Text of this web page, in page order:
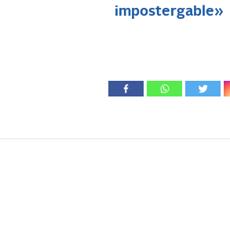
impostergable»